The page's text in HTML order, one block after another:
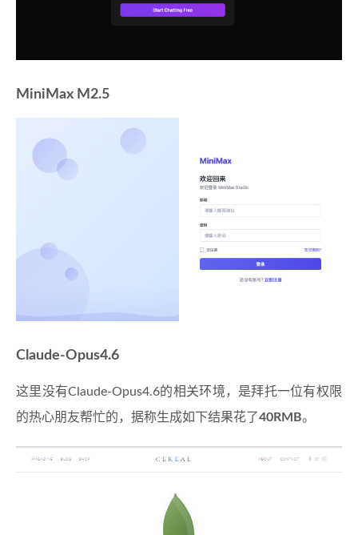
MiniMax M2.5
Claude-Opus4.6
这里没有Claude-Opus4.6的相关环境，是拜托一位有权限
的热心朋友帮忙的，据称生成如下结果花了40RMB。